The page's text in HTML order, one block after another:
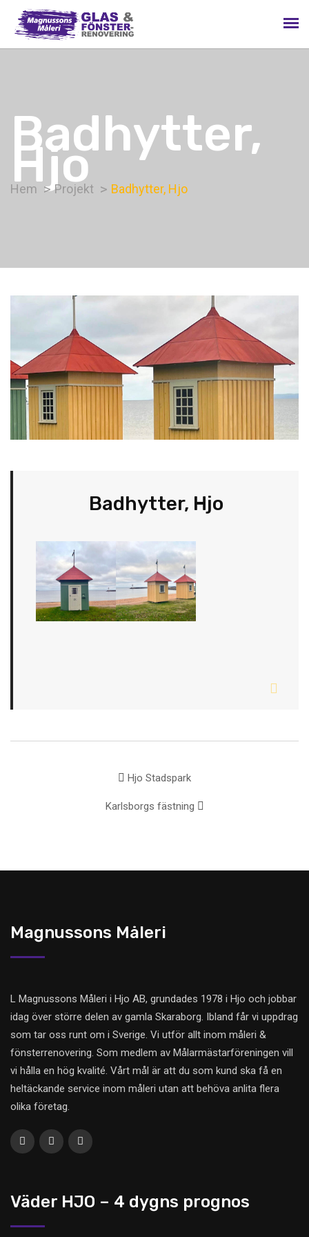
Badhytter,
Hjo
Hem Projekt Badhytter, Hjo
Badhytter, Hjo
Hjo Stadspark
Karlsborgs fästning
Magnussons Måleri
L Magnussons Måleri i Hjo AB, grundades 1978 i Hjo och jobbar
idag över större delen av gamla Skaraborg. Ibland får vi uppdrag
som tar oss runt om i Sverige. Vi utför allt inom måleri &
fönsterrenovering. Som medlem av Målarmästarföreningen vill
vi hålla en hög kvalité. Vårt mål är att du som kund ska få en
heltäckande service inom måleri utan att behöva anlita flera
olika företag.
Väder HJO – 4 dygns prognos